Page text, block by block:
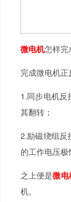
微电机怎样完
完成微电机正
1.同步电机
其翻转；
2.励磁绕组反
的工作电压极
之上便是微电
机。